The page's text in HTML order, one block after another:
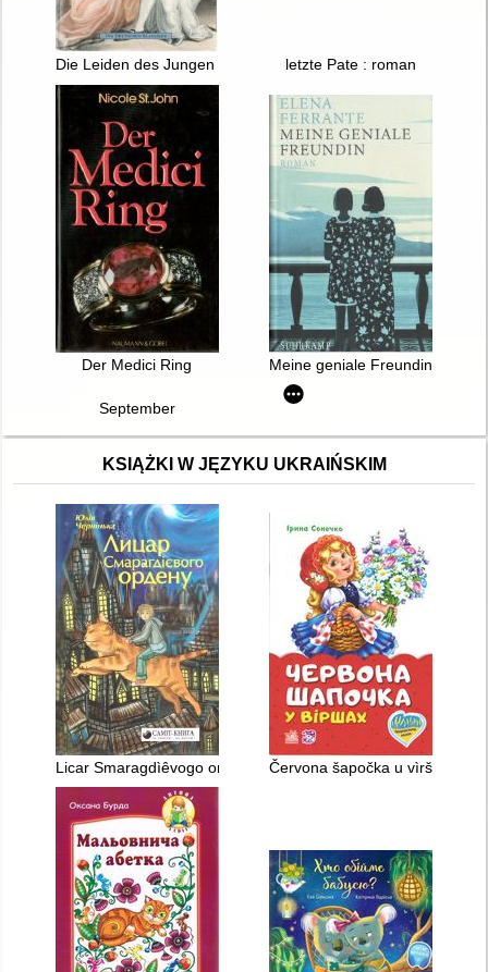
Die Leiden des Jungen Werthers letzte Pate : roman
Der Medici Ring Meine geniale Freundin :
September
KSIĄŻKI W JĘZYKU UKRAIŃSKIM
Licar Smaragdìêvogo ordenu Červona šapočka u vìršah